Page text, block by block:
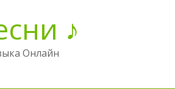
♪
Онлайн